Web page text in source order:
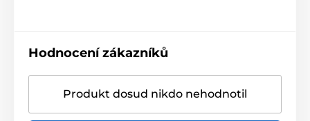
Hodnocení zákazníků
Produkt dosud nikdo nehodnotil